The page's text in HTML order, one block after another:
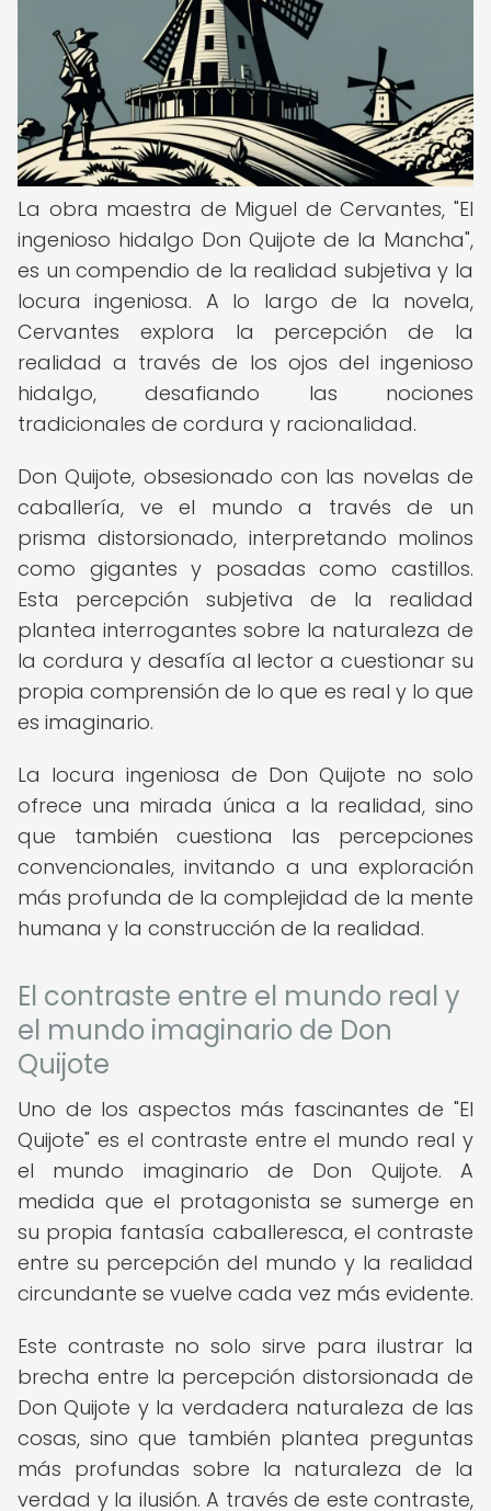
La obra maestra de Miguel de Cervantes, "El
ingenioso hidalgo Don Quijote de la Mancha",
es un compendio de la realidad subjetiva y la
locura ingeniosa. A lo largo de la novela,
Cervantes explora la percepción de la
realidad a través de los ojos del ingenioso
hidalgo, desafiando las nociones
tradicionales de cordura y racionalidad.
Don Quijote, obsesionado con las novelas de
caballería, ve el mundo a través de un
prisma distorsionado, interpretando molinos
como gigantes y posadas como castillos.
Esta percepción subjetiva de la realidad
plantea interrogantes sobre la naturaleza de
la cordura y desafía al lector a cuestionar su
propia comprensión de lo que es real y lo que
es imaginario.
La locura ingeniosa de Don Quijote no solo
ofrece una mirada única a la realidad, sino
que también cuestiona las percepciones
convencionales, invitando a una exploración
más profunda de la complejidad de la mente
humana y la construcción de la realidad.
El contraste entre el mundo real y
el mundo imaginario de Don
Quijote
Uno de los aspectos más fascinantes de "El
Quijote" es el contraste entre el mundo real y
el mundo imaginario de Don Quijote. A
medida que el protagonista se sumerge en
su propia fantasía caballeresca, el contraste
entre su percepción del mundo y la realidad
circundante se vuelve cada vez más evidente.
Este contraste no solo sirve para ilustrar la
brecha entre la percepción distorsionada de
Don Quijote y la verdadera naturaleza de las
cosas, sino que también plantea preguntas
más profundas sobre la naturaleza de la
verdad y la ilusión. A través de este contraste,